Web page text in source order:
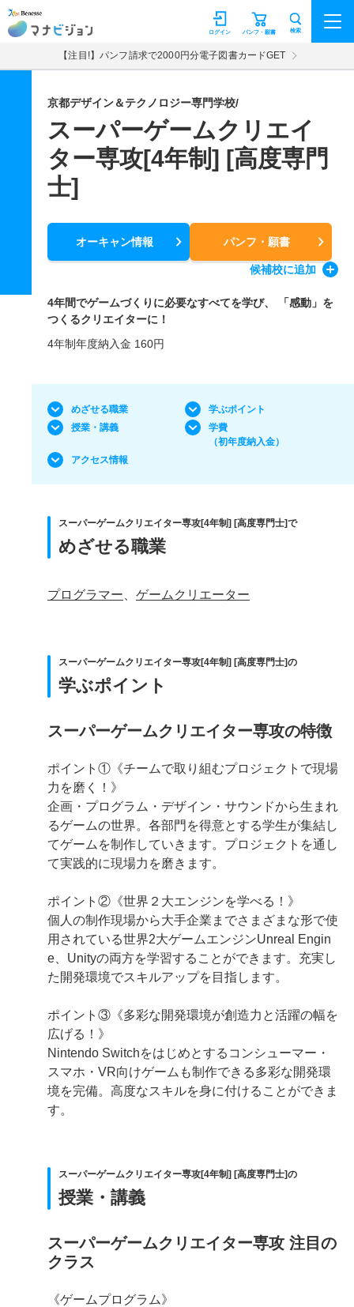
マナビジョン パンフ・願書
ログイン 検索
【注目!】パンフ請求で2000円分電子図書カードGET
京都デザイン＆テクノロジー専門学校/
スーパーゲームクリエイ
ター専攻[4年制] [高度専門
士]
オーキャン情報 パンフ・願書
候補校に追加
4年間でゲームづくりに必要なすべてを学び、 「感動」を
つくるクリエイターに！
4年制年度納入金 160円
めざせる職業
学ぶポイント
授業・講義
学費
（初年度納入金）
アクセス情報
スーパーゲームクリエイター専攻[4年制] [高度専門士]で
めざせる職業
プログラマー ゲームクリエーター
スーパーゲームクリエイター専攻[4年制] [高度専門士]の
学ぶポイント
スーパーゲームクリエイター専攻の特徴
ポイント①《チームで取り組むプロジェクトで現場
力を磨く！》
企画・プログラム・デザイン・サウンドから生まれ
るゲームの世界。各部門を得意とする学生が集結し
てゲームを制作していきます。プロジェクトを通し
て実践的に現場力を磨きます。
ポイント②《世界２大エンジンを学べる！》
個人の制作現場から大手企業までさまざまな形で使
用されている世界2大ゲームエンジンUnreal Engin
e、Unityの両方を学習することができます。充実し
た開発環境でスキルアップを目指します。
ポイント③《多彩な開発環境が創造力と活躍の幅を
広げる！》
Nintendo Switchをはじめとするコンシューマー・
スマホ・VR向けゲームも制作できる多彩な開発環
境を完備。高度なスキルを身に付けることができま
す。
スーパーゲームクリエイター専攻[4年制] [高度専門士]の
授業・講義
スーパーゲームクリエイター専攻 注目の
クラス
《ゲームプログラム》